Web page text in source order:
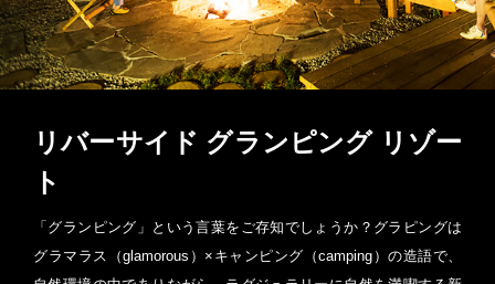
リバーサイド グランピング リゾー
ト
「グランピング」という言葉をご存知でしょうか？グラピングは
グラマラス（glamorous）×キャンピング（camping）の造語で、